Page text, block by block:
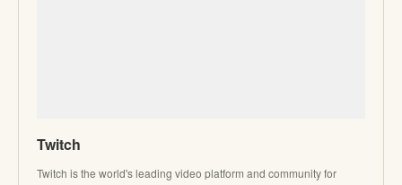
Twitch
Twitch is the world's leading video platform and community for